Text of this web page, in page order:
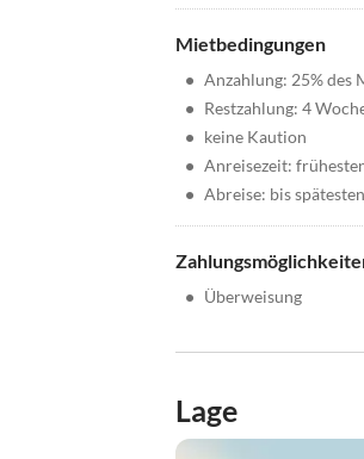
Mietbedingungen
• Anzahlung: 25% des
• Restzahlung: 4
• keine Kaution
• Anreisezeit:
• Abreise: bis
• Überweisung
Lage